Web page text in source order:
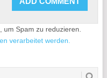
um Spam zu reduzieren.
verarbeitet werden.